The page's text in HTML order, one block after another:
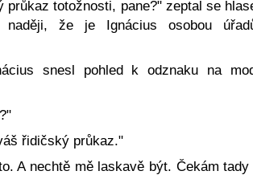
průkaz totožnosti, pane?" zeptal se
naději, že je Ignácius osobou
snesl pohled k odznaku na
řidičský průkaz."
A nechtě mě laskavě být. Čekám tady